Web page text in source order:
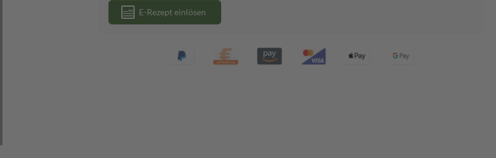
E-Rezept einlösen